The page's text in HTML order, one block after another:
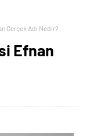
Gerçek Adı Nedir?
Efnan